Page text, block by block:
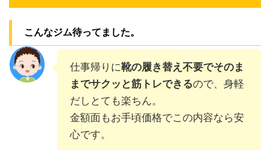
こんなジム待ってました。
仕事帰りに靴の履き替え不要でそのま
までサクッと筋トレできるので、身軽
だしとても楽ちん。
金額面もお手頃価格でこの内容なら安
心です。